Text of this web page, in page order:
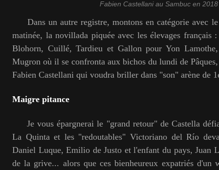
Fabien Castellani au Sambuc en 2018
Dans un autre registre, montons en catégorie avec le
matinée, la novillada piquée avec les élevages français
Blohorn, Cuillé, Tardieu et Gallon pour Yon
Mugron où il se confronta aux bichos du lundi de
Fabien Castellani qui voudra briller dans "son" arène de
Maigre pitance
Je vous épargnerai le "grand retour" de Castella
La Quinta et les "redoutables" Victoriano del Río
Daniel Luque, Emilio de Justo et l'enfant du pays, Juan
de la grive... alors que ces bienheureux expatriés d'un